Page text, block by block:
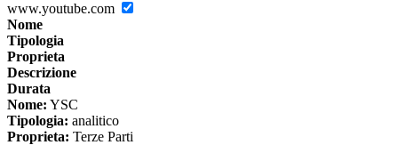
www.youtube.com
Nome
Tipologia
Proprieta
Descrizione
Durata
Nome: YSC
Tipologia: analitico
Proprieta: Terze Parti